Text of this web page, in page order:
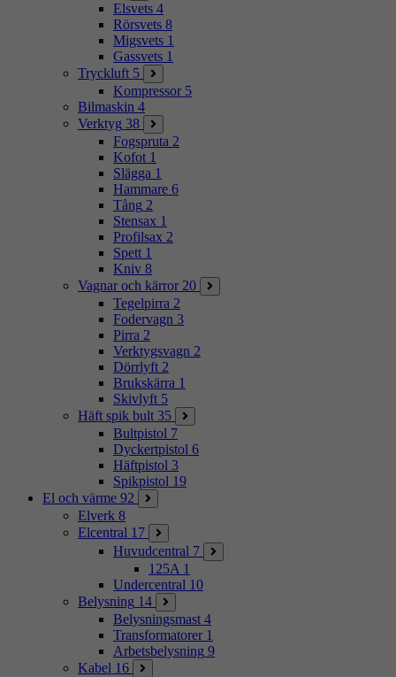
Elsvets 4
Rörsvets 8
Migsvets 1
Gassvets 1
Tryckluft 5
Kompressor 5
Bilmaskin 4
Verktyg 38
Fogspruta 2
Kofot 1
Slägga 1
Hammare 6
Tång 2
Stensax 1
Profilsax 2
Spett 1
Kniv 8
Vagnar och kärror 20
Tegelpirra 2
Fodervagn 3
Pirra 2
Verktygsvagn 2
Dörrlyft 2
Brukskärra 1
Skivlyft 5
Häft spik bult 35
Bultpistol 7
Dyckertpistol 6
Häftpistol 3
Spikpistol 19
El och värme 92
Elverk 8
Elcentral 17
Huvudcentral 7
125A 1
Undercentral 10
Belysning 14
Belysningsmast 4
Transformatorer 1
Arbetsbelysning 9
Kabel 16